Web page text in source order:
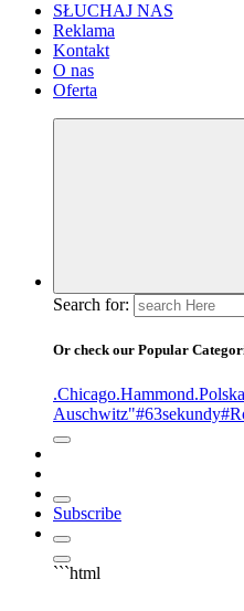
SŁUCHAJ NAS
Reklama
Kontakt
O nas
Oferta
Search for:
Or check our Popular
.Chicago.Hammond.Polska
Auschwitz"#63sekundy
Subscribe
```html